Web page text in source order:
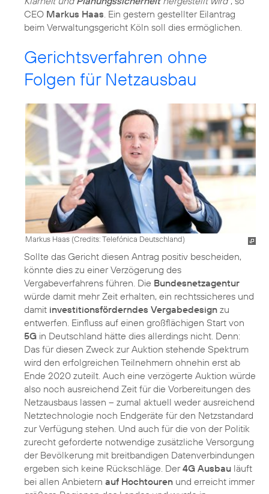
CEO Markus Haas . Ein gestern gestellter Eilantrag
beim Verwaltungsgericht Köln soll dies ermöglichen.
Gerichtsverfahren ohne
Folgen für Netzausbau
Markus Haas (Credits: Telefónica Deutschland)
Sollte das Gericht diesen Antrag positiv bescheiden,
könnte dies zu einer Verzögerung des
Vergabeverfahrens führen. Die Bundesnetzagentur
würde damit mehr Zeit erhalten, ein rechtssicheres und
damit investitionsförderndes Vergabedesign zu
entwerfen. Einfluss auf einen großflächigen Start von
5G in Deutschland hätte dies allerdings nicht. Denn:
Das für diesen Zweck zur Auktion stehende Spektrum
wird den erfolgreichen Teilnehmern ohnehin erst ab
Ende 2020 zuteilt. Auch eine verzögerte Auktion würde
also noch ausreichend Zeit für die Vorbereitungen des
Netzausbaus lassen – zumal aktuell weder ausreichend
Netztechnologie noch Endgeräte für den Netzstandard
zur Verfügung stehen. Und auch für die von der Politik
zurecht geforderte notwendige zusätzliche Versorgung
der Bevölkerung mit breitbandigen Datenverbindungen
ergeben sich keine Rückschläge. Der4G Ausbau läuft
bei allen Anbietern auf Hochtouren und erreicht immer